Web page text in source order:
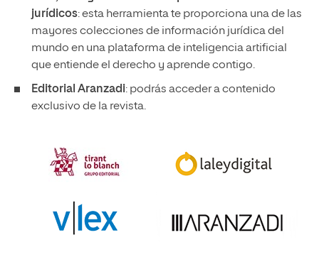
jurídicos: esta herramienta te proporciona una de las
mayores colecciones de información jurídica del
mundo en una plataforma de inteligencia artificial
que entiende el derecho y aprende contigo.
Editorial Aranzadi: podrás acceder a contenido
exclusivo de la revista.